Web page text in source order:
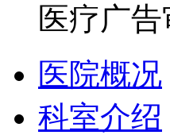
医疗广
医院概况
科室介绍